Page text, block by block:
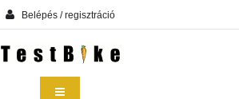
Belépés / regisztráció